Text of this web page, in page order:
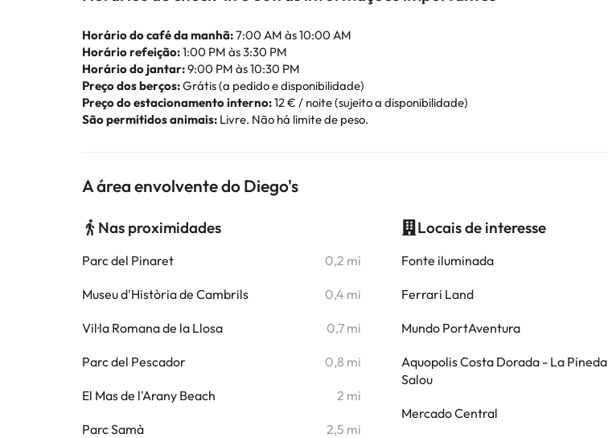
Horário do café da manhã:7:00 AM às 10:00 AM
Horário refeição:1:00 PM às 3:30 PM
Horário do jantar:9:00 PM às 10:30 PM
Preço dos berços:Grátis (a pedido e disponibilidade)
Preço do estacionamento interno:12 € / noite (sujeito a disponibilidade)
São permitidos animais: Livre. Não há limite de peso.
A área envolvente do Diego's
Nas proximidades
Parc del Pinaret 0,2 mi
Museu d'Història de Cambrils 0,4 mi
Vil·la Romana de la Llosa 0,7 mi
Parc del Pescador 0,8 mi
El Mas de l'Arany Beach 2 mi
Parc Samà 2,5 mi
Locais de interesse
Fonte iluminada
Ferrari Land
Mundo PortAventura
Aquopolis Costa Dorada - La Pineda
Salou
Mercado Central